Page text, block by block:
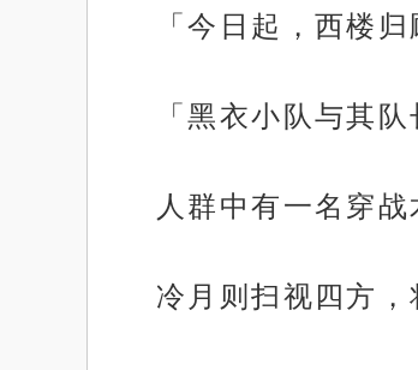
「今日起，西楼归
「黑衣小队与其
人群中有一名穿
冷月则扫视四方，